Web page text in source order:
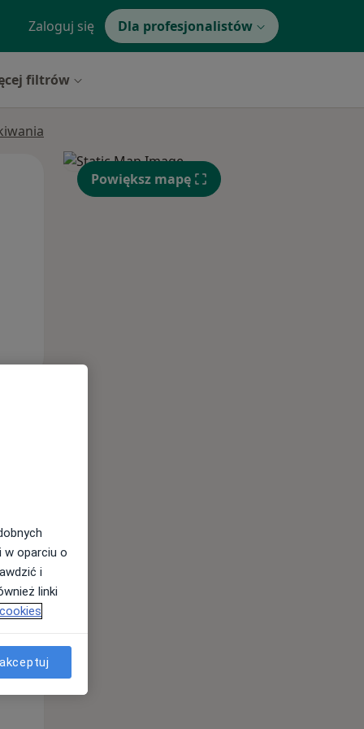
Zaloguj się Dla profesjonalistów
filtrów
Wt, Śr,
Pon,
Powiększ mapę
w oparciu o
i
linki